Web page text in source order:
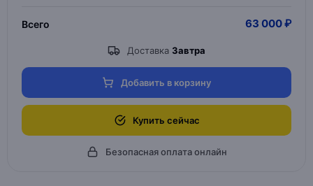
Всего 63 000 ₽
Доставка Завтра
Добавить в корзину
Купить сейчас
Безопасная оплата онлайн